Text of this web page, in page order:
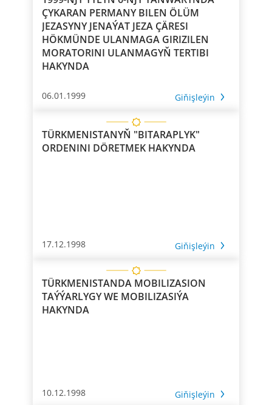
ÇYKARAN PERMANY BILEN ÖLÜM
JEZASYNY JENAÝAT JEZA ÇÄRESI
HÖKMÜNDE ULANMAGA GIRIZILEN
MORATORINI ULANMAGYŇ TERTIBI
HAKYNDA
06.01.1999 Giňişleýin
TÜRKMENISTANYŇ "BITARAPLYK"
ORDENINI DÖRETMEK HAKYNDA
17.12.1998 Giňişleýin
TÜRKMENISTANDA MOBILIZASION
TAÝÝARLYGY WE MOBILIZASIÝA
HAKYNDA
10.12.1998 Giňişleýin